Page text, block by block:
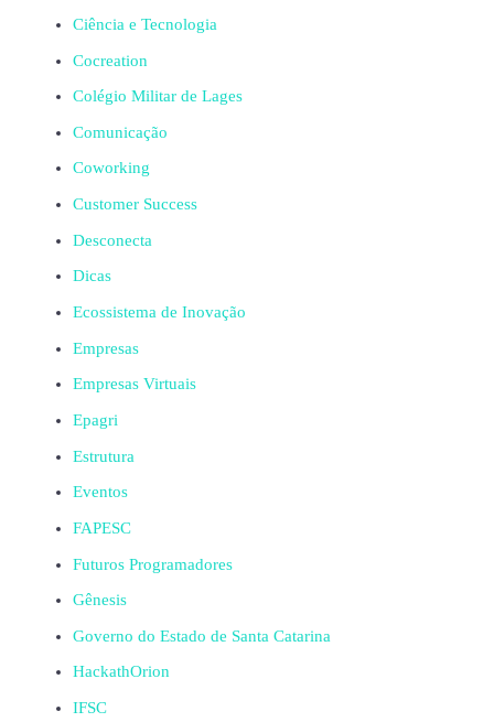
Ciência e Tecnologia
Cocreation
Colégio Militar de Lages
Comunicação
Coworking
Customer Success
Desconecta
Dicas
Ecossistema de Inovação
Empresas
Empresas Virtuais
Epagri
Estrutura
Eventos
FAPESC
Futuros Programadores
Gênesis
Governo do Estado de Santa Catarina
HackathOrion
IFSC